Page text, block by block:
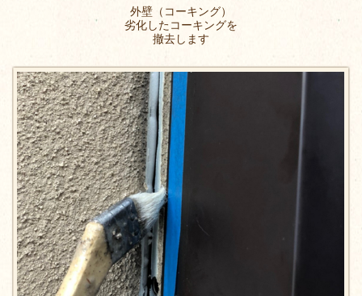
外壁（コーキング）
劣化したコーキングを
撤去します